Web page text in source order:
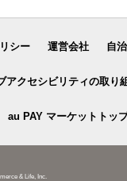
シー 運営会社 自
アクセシビリティの取り
au PAY マーケットトッ
& Life, Inc.